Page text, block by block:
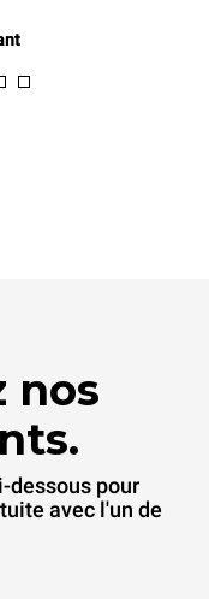
nos
dessous pour
avec l'un de